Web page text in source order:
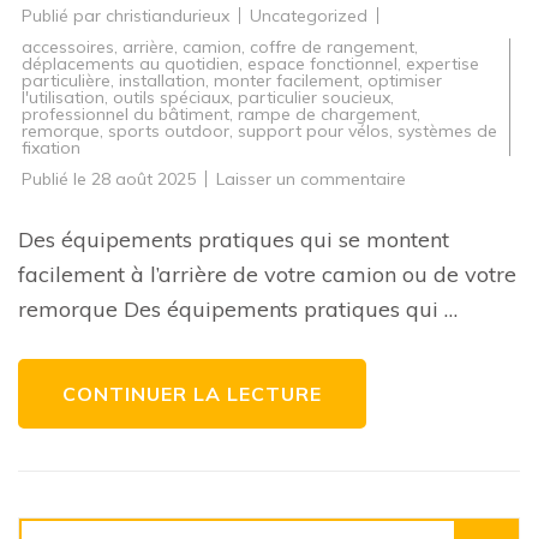
Publié par christiandurieux
Uncategorized
accessoires, arrière, camion, coffre de rangement,
déplacements au quotidien, espace fonctionnel, expertise
particulière, installation, monter facilement, optimiser
l'utilisation, outils spéciaux, particulier soucieux,
professionnel du bâtiment, rampe de chargement,
remorque, sports outdoor, support pour vélos, systèmes de
fixation
Publié le 28 août 2025 Laisser un commentaire
pratiques
qui
montent
à
l’arrière
Des équipements pratiques qui se montent
facilement à l’arrière de votre camion ou de votre
remorque Des équipements pratiques qui …
CONTINUER LA LECTURE